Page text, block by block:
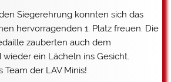
Siegerehrung konnten sich das
hervorragenden 1. Platz freuen. Die
zauberten auch dem
ein Lächeln ins Gesicht.
der LAV Minis!